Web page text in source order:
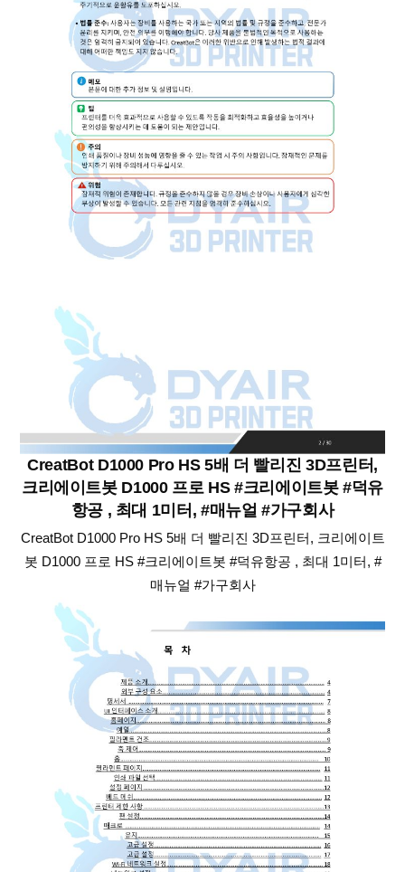
CreatBot D1000 Pro HS 5배 더 빨리진 3D프린터,
크리에이트봇 D1000 프로 HS #크리에이트봇 #덕유
항공 , 최대 1미터, #매뉴얼 #가구회사
CreatBot D1000 Pro HS 5배 더 빨리진 3D프린터, 크리에이트
봇 D1000 프로 HS #크리에이트봇 #덕유항공 , 최대 1미터, #
매뉴얼 #가구회사